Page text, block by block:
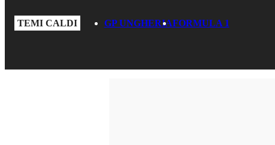
TEMI CALDI GP UNGHERIAFORMULA 1